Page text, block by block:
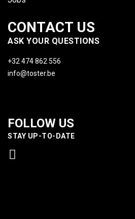
CONTACT US
ASK YOUR QUESTIONS
+32 474 862 556
info@toster.be
FOLLOW US
STAY UP-TO-DATE